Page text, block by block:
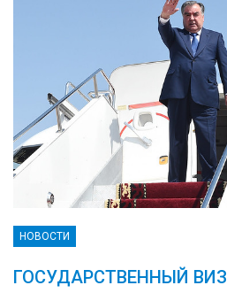
НОВОСТИ
ГОСУДАРСТВЕННЫЙ